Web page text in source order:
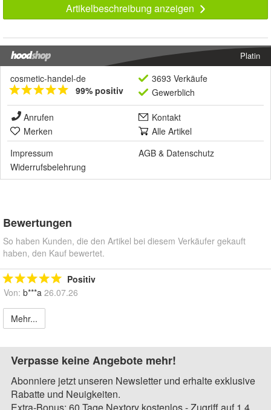
Artikelbeschreibung anzeigen
Platin
cosmetic-handel-de
99% positiv
3693 Verkäufe
Gewerblich
Anrufen
Kontakt
Merken
Alle Artikel
Impressum
AGB & Datenschutz
Widerrufsbelehrung
Bewertungen
So haben Kunden, die den Artikel bei diesem Verkäufer gekauft
haben, den Kauf bewertet.
Positiv
Von: b***a 26.07.26
Mehr...
Verpasse keine Angebote mehr!
Abonniere jetzt unseren Newsletter und erhalte exklusive
Rabatte und Neuigkeiten.